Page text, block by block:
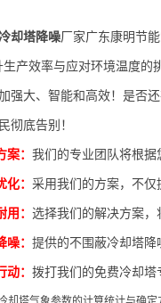
却塔降噪厂家广东康明节
效率与应对环境温度的挑
强大、智能和高效！是否
彻底告别！
案： 我们的专业团队将根据
化： 采用我们的方案，不仅
用： 选择我们的解决方案，
噪： 提供的不围蔽冷却塔降
： 拨打我们的免费冷却塔